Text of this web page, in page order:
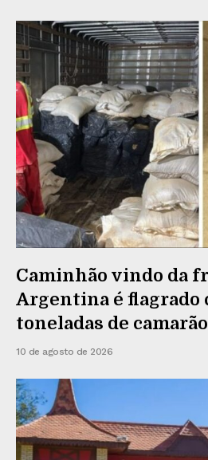
Caminhão vindo da
Argentina é flagrado
toneladas de
10 de agosto de 2026